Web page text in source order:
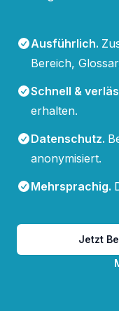
Ausführlich.
Bereich,
Schnell &
erhalten.
Datenschutz.
anonymisiert.
Mehrsprachig.
Jetzt